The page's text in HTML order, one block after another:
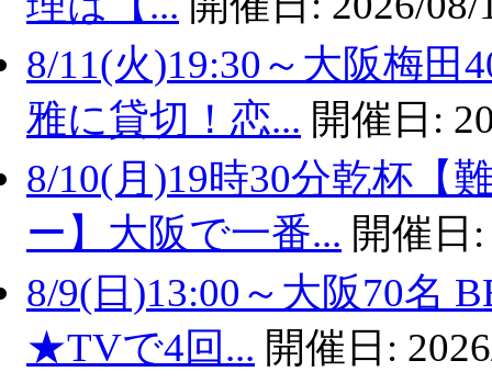
8/11(火)19:30～大阪梅
雅に貸切！恋... 開催日:
8/10(月)19時30分乾杯【
ー】大阪で一番... 開催日
8/9(日)13:00～大阪70名
★TVで4回... 開催日: